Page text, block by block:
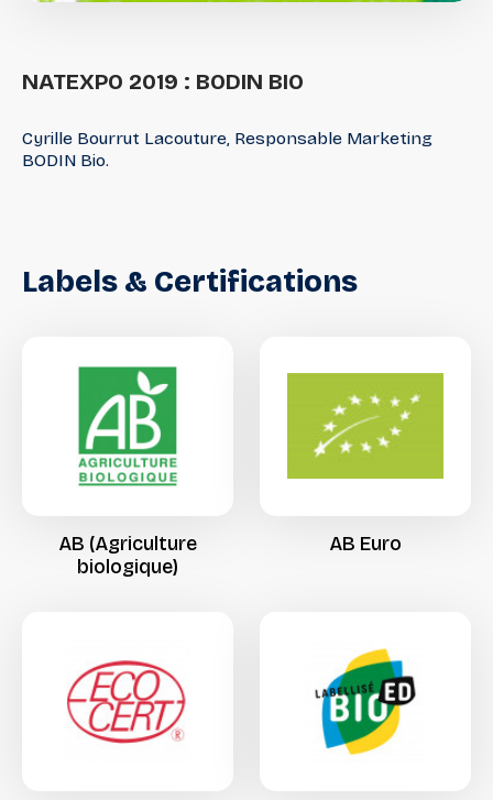
NATEXPO 2019 : BODIN BIO
Cyrille Bourrut Lacouture, Responsable Marketing
BODIN Bio.
Labels & Certifications
AB (Agriculture
biologique)
AB Euro